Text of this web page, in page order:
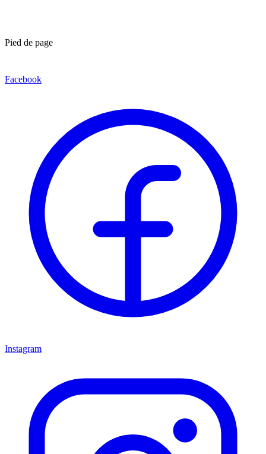
Pied de page
Facebook
Instagram